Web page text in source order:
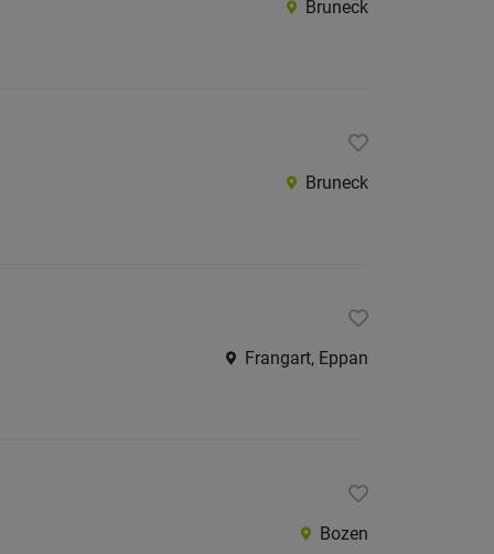
Bruneck
Bruneck
Frangart, Eppan
Bozen